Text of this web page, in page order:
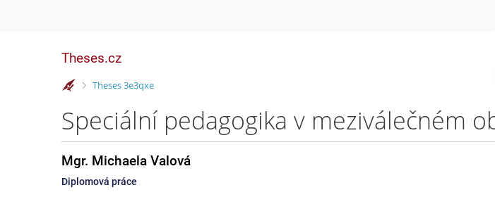
Theses.cz
>
Theses 3e3qxe
Mgr. Michaela Valová
Diplomová práce